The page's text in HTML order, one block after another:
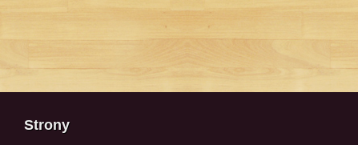
Strony